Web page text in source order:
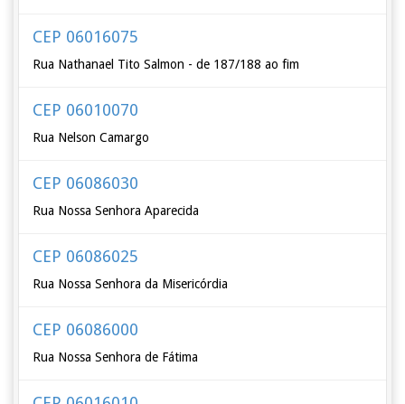
CEP 06016075
Rua Nathanael Tito Salmon - de 187/188 ao fim
CEP 06010070
Rua Nelson Camargo
CEP 06086030
Rua Nossa Senhora Aparecida
CEP 06086025
Rua Nossa Senhora da Misericórdia
CEP 06086000
Rua Nossa Senhora de Fátima